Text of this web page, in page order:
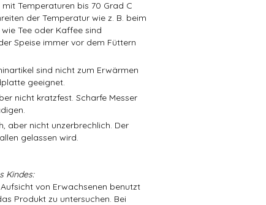
Temperaturen bis 70 Grad C
der Temperatur wie z. B. beim
Tee oder Kaffee sind
Speise immer vor dem Füttern
sind nicht zum Erwärmen
geeignet.
nicht kratzfest. Scharfe Messer
aber nicht unzerbrechlich. Der
gelassen wird.
Kindes:
von Erwachsenen benutzt
Produkt zu untersuchen. Bei